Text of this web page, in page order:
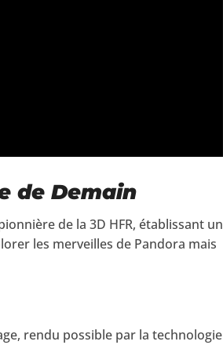
de Demain
de la 3D HFR, établissant un
les merveilles de Pandora mais
rendu possible par la technologie